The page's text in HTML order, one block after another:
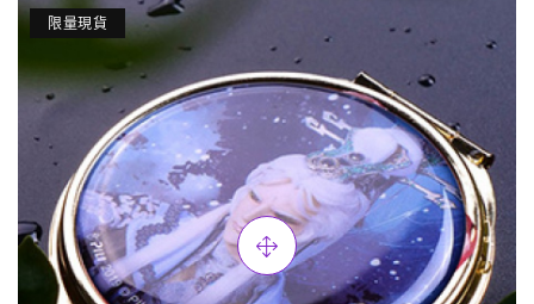
限量現貨